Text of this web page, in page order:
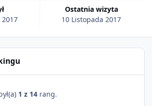
Ostatnia wizyta
10 Listopada 2017
1 z 14 rang.